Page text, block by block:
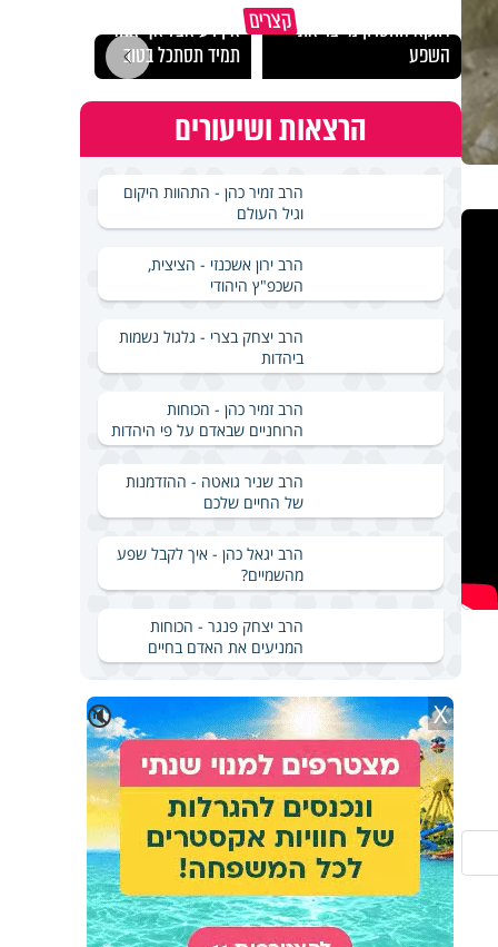
קצריםדווקא החסרון מייצר את
השפע
אין רע אצל אף אחד -
תמיד תסתכל בטוב
הרצאות ושיעורים
הרב זמיר כהן - התהוות היקום
וגיל העולם
הרב ירון אשכנזי - הציצית,
השכפ"ץ היהודי
הרב יצחק בצרי - גלגול נשמות
ביהדות
הרב זמיר כהן - הכוחות
הרוחניים שבאדם על פי היהדות
הרב שניר גואטה - ההזדמנות
של החיים שלכם
הרב יגאל כהן - איך לקבל שפע
מהשמיים?
הרב יצחק פנגר - הכוחות
המניעים את האדם בחיים
🔇 X